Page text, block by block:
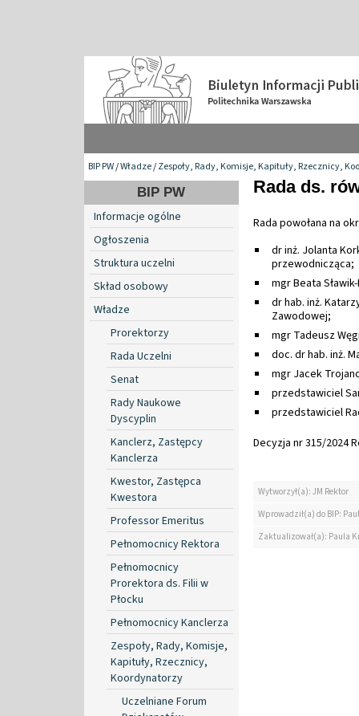
BIP PW/Władze/Zespoły, Rady, Komisje, Kapituły, Rzecznicy,
BIP PW
Informacje ogólne
Ogłoszenia
Struktura uczelni
Skład osobowy
Władze
Prorektorzy
Rada Uczelni
Senat
Rady Naukowe
Dyscyplin
Kanclerz, Zastępcy
Kanclerza
Kwestor, Zastępca
Kwestora
Professor Emeritus
Pełnomocnicy Rektora
Pełnomocnicy
Prorektora ds. Filii w
Płocku
Pełnomocnicy Kanclerza
Zespoły, Rady, Komisje,
Kapituły, Rzecznicy,
Koordynatorzy
Uczelniane Forum
Rada ds.
Rada powołana na
dr inż. Jolanta
przewodnicząca;
mgr Beata
dr hab. inż.
Zawodowej;
mgr Tadeusz
doc. dr hab. inż.
mgr Jacek
przedstawiciel
przedstawiciel
Decyzja nr 315/2024
Wytworzył(a): JM Rektor
Wprowadził(a) do BIP:
Zaktualizował(a): Paula